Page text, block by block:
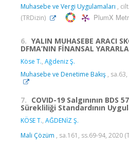
Muhasebe ve Vergi Uygulamaları ,
(TRDizin)
PlumX
6. YALIN MUHASEBE ARACI
DFMA’NIN FİNANSAL
Köse T., Ağdeniz Ş.
Muhasebe ve Denetime Bakış ,
7. COVID-19 Salgınının BDS
Sürekliliği Standardının
KÖSE T., AĞDENİZ Ş.
Mali Çözüm , sa.161, ss.69-94, 2020